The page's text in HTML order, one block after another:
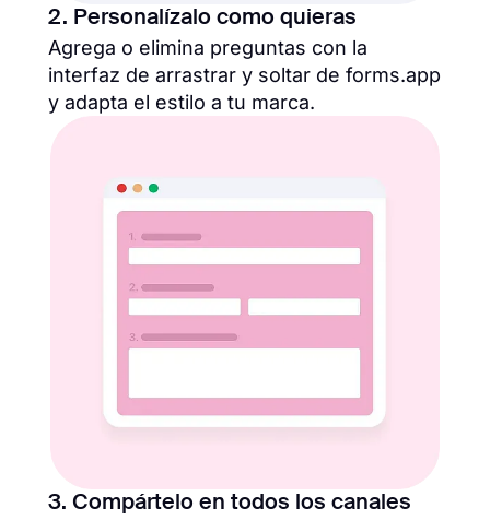
2. Personalízalo como quieras
Agrega o elimina preguntas con la
interfaz de arrastrar y soltar de forms.app
y adapta el estilo a tu marca.
3. Compártelo en todos los canales